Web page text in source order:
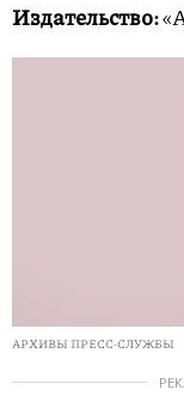
Издательство:
АРХИВЫ ПРЕСС-СЛУЖБЫ